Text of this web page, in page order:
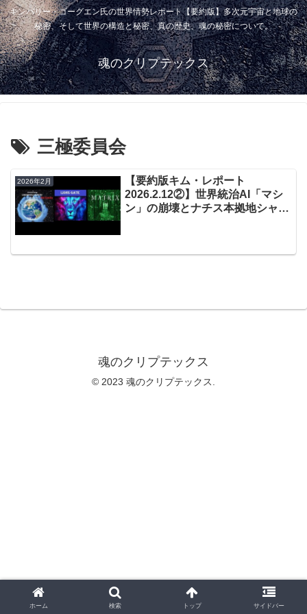
キンバリー・ゴーグエン氏の世界情勢レポート【要約版】多次元宇宙と地球の
秘密、そして世界の構造と秘密、真の歴史、魂の秘密について。
魂のクリプテックス
三極委員会
2026年2月
【要約版キム・レポート
2026.2.12②】世界統治AI「マシ
ン」の崩壊とナチス本拠地シャイ
魂のクリプテックス
© 2023 魂のクリプテックス.
ホーム 検索 トップ サイドバー